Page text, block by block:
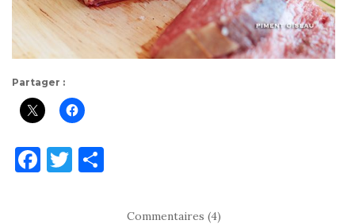
Partager :
F T
Commentaires (4)